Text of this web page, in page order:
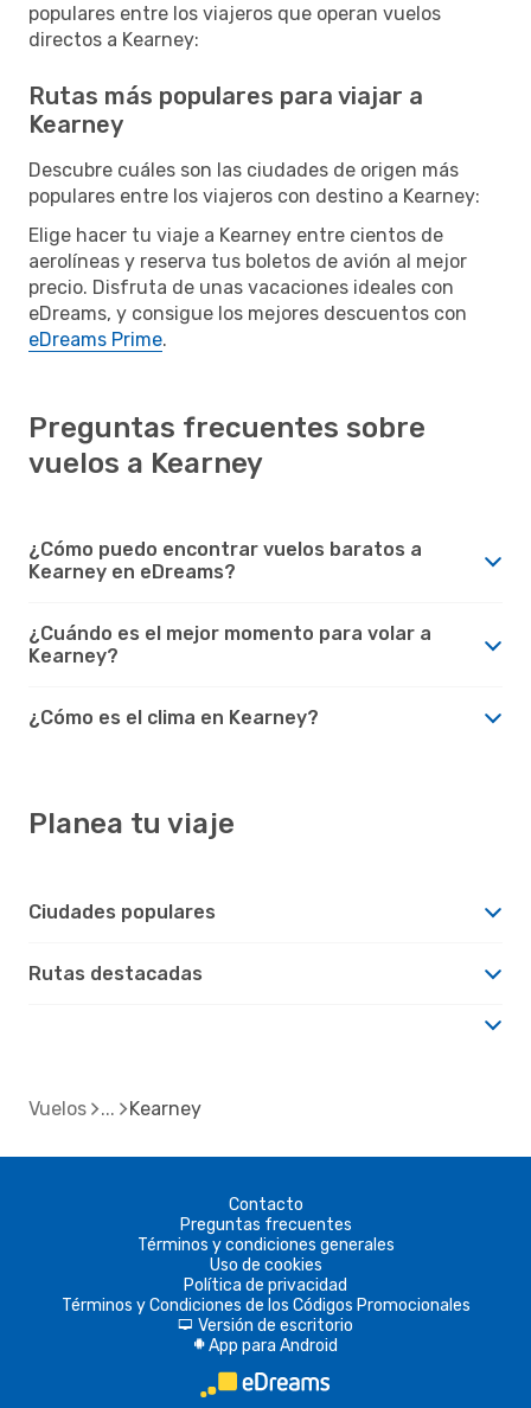
populares entre los viajeros que operan vuelos
directos a Kearney:
Rutas más populares para viajar a
Kearney
Descubre cuáles son las ciudades de origen más
populares entre los viajeros con destino a Kearney:
Elige hacer tu viaje a Kearney entre cientos de
aerolíneas y reserva tus boletos de avión al mejor
precio. Disfruta de unas vacaciones ideales con
eDreams, y consigue los mejores descuentos con
eDreams Prime.
Preguntas frecuentes sobre
vuelos a Kearney
¿Cómo puedo encontrar vuelos baratos a
Kearney en eDreams?
¿Cuándo es el mejor momento para volar a
Kearney?
¿Cómo es el clima en Kearney?
Planea tu viaje
Ciudades populares
Rutas destacadas
Vuelos Kearney
Contacto
Preguntas frecuentes
Términos y condiciones generales
Uso de cookies
Política de privacidad
Términos y Condiciones de los Códigos Promocionales
d Versión de escritorio
A App para Android